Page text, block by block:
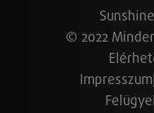
© 2022
Impresszum